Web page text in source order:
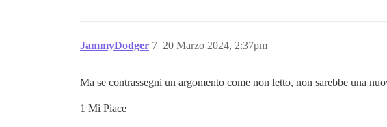
JammyDodger 20 Marzo 2024, 2:37pm
7
Ma se contrassegni un argomento come non letto, non sarebbe una
1 Mi Piace